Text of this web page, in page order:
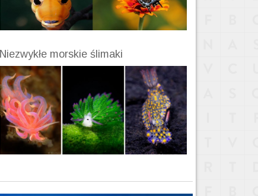
Niezwykłe morskie ślimaki